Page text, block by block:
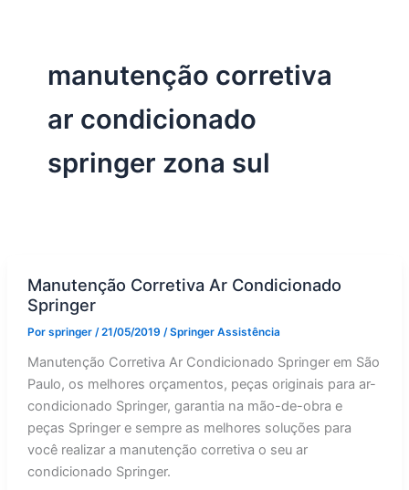
manutenção corretiva
ar condicionado
springer zona sul
Manutenção Corretiva Ar Condicionado
Springer
Por springer /21/05/2019 /Springer Assistência
Manutenção Corretiva Ar Condicionado Springer em São
Paulo, os melhores orçamentos, peças originais para ar-
condicionado Springer, garantia na mão-de-obra e
peças Springer e sempre as melhores soluções para
você realizar a manutenção corretiva o seu ar
condicionado Springer.